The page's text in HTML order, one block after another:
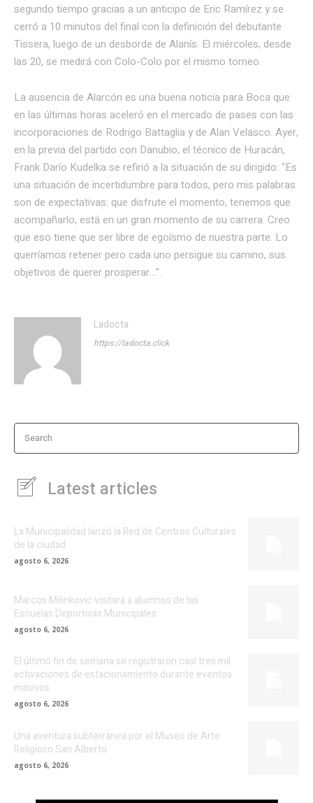
segundo tiempo gracias a un anticipo de Eric Ramírez y se
cerró a 10 minutos del final con la definición del debutante
Tissera, luego de un desborde de Alanís. El miércoles, desde
las 20, se medirá con Colo-Colo por el mismo torneo.
La ausencia de Alarcón es una buena noticia para Boca que
en las últimas horas aceleró en el mercado de pases con las
incorporaciones de Rodrigo Battaglia y de Alan Velasco. Ayer,
en la previa del partido con Danubio, el técnico de Huracán,
Frank Darío Kudelka se refirió a la situación de su dirigido: “Es
una situación de incertidumbre para todos, pero mis palabras
son de expectativas: que disfrute el momento, tenemos que
acompañarlo, está en un gran momento de su carrera. Creo
que eso tiene que ser libre de egoísmo de nuestra parte. Lo
querríamos retener pero cada uno persigue su camino, sus
objetivos de querer prosperar…”.
Ladocta
https://ladocta.click
Search
Latest articles
La Municipalidad lanzó la Red de Centros Culturales
de la ciudad
agosto 6, 2026
Marcos Milinkovic visitará a alumnos de las
Escuelas Deportivas Municipales
agosto 6, 2026
El último fin de semana se registraron casi tres mil
activaciones de estacionamiento durante eventos
masivos
agosto 6, 2026
Una aventura subterránea por el Museo de Arte
Religioso San Alberto
agosto 6, 2026